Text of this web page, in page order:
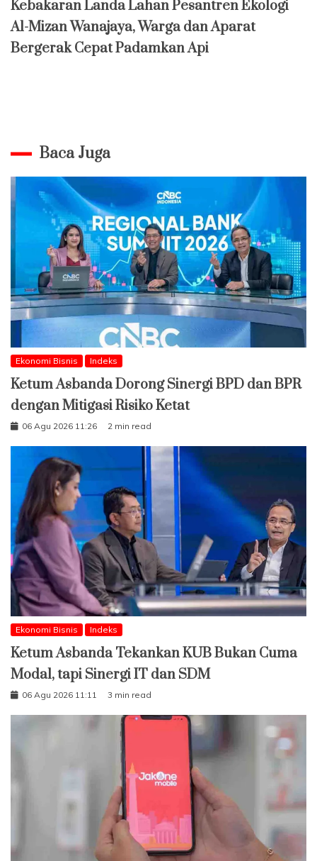
Kebakaran Landa Lahan Pesantren Ekologi
Al-Mizan Wanajaya, Warga dan Aparat
Bergerak Cepat Padamkan Api
Baca Juga
Ekonomi Bisnis Indeks
Ketum Asbanda Dorong Sinergi BPD dan BPR
dengan Mitigasi Risiko Ketat
06 Agu 2026 11:26 2 min read
Ekonomi Bisnis Indeks
Ketum Asbanda Tekankan KUB Bukan Cuma
Modal, tapi Sinergi IT dan SDM
06 Agu 2026 11:11 3 min read